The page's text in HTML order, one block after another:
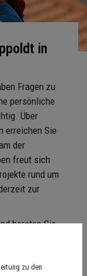
in
Fragen zu
persönliche
Über
erreichen Sie
der
freut sich
rund um
zur
beraten Sie
zu den